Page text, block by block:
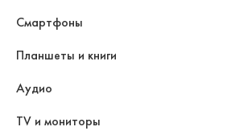
Смартфоны
Планшеты и книги
Аудио
TV и мониторы